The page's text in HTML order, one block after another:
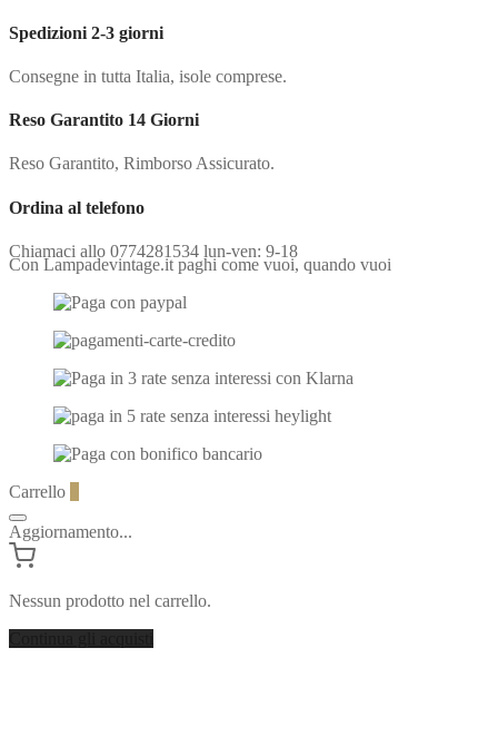
Spedizioni 2-3 giorni
Consegne in tutta Italia, isole comprese.
Reso Garantito 14 Giorni
Reso Garantito, Rimborso Assicurato.
Ordina al telefono
Chiamaci allo 0774281534 lun-ven: 9-18
Con Lampadevintage.it paghi come vuoi, quando vuoi
Carrello
Aggiornamento...
Nessun prodotto nel carrello.